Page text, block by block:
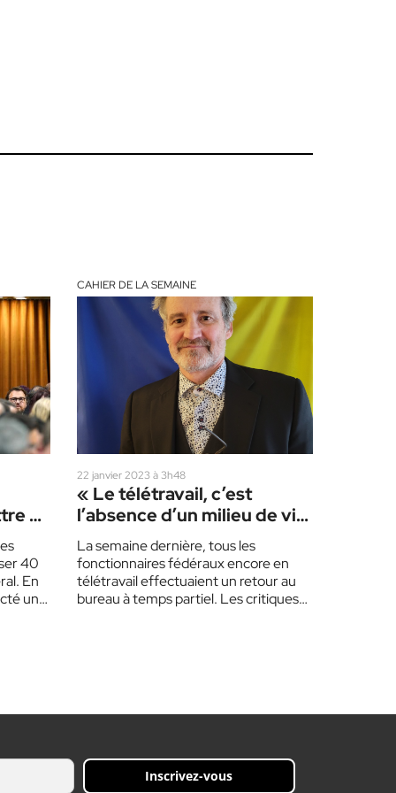
en
40
En
un
CAHIER DE LA SEMAINE
22 janvier 2023 à 3h48
« Le télétravail, c’est
l’absence d’un milieu de vie
»La semaine dernière, tous les
fonctionnaires fédéraux encore en
télétravail effectuaient un retour au
bureau à temps partiel. Les critiques
Inscrivez-vous